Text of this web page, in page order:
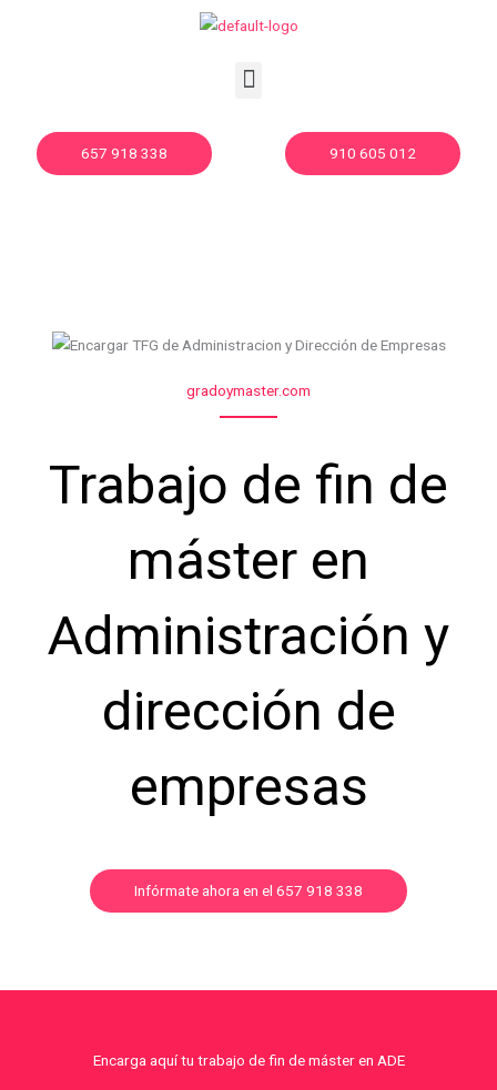
Menu
657 918 338 910 605 012
gradoymaster.com
Trabajo de fin de
máster en
Administración y
dirección de
empresas
Infórmate ahora en el 657 918 338
Encarga aquí tu trabajo de fin de máster en ADE